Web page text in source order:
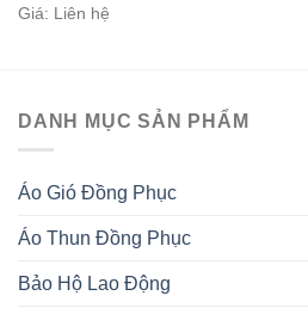
Giá: Liên hệ
DANH MỤC SẢN PHẨM
Áo Gió Đồng Phục
Áo Thun Đồng Phục
Bảo Hộ Lao Động